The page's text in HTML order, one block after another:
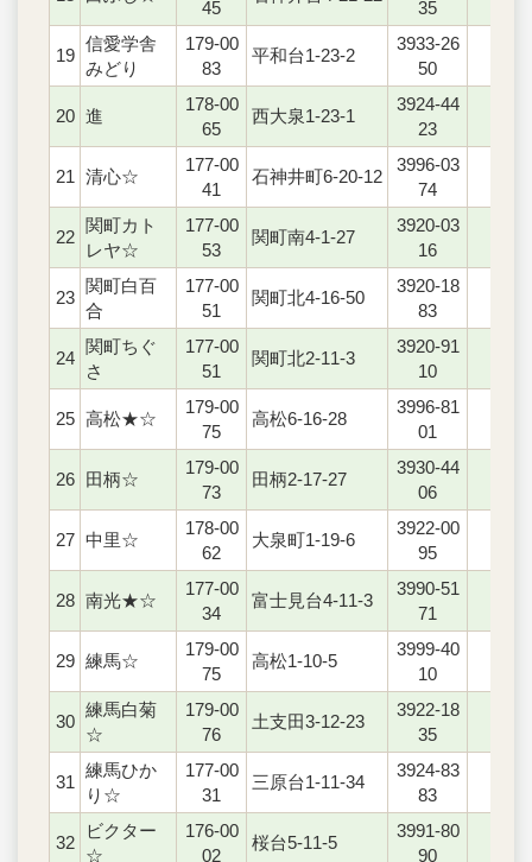
45
35
19
信愛学舎
みどり
179-00
83
平和台1-23-2
3933-26
50
20 進
178-00
65
西大泉1-23-1
3924-44
23
21 清心☆
177-00
41
石神井町6-20-12
3996-03
74
22
関町カト
レヤ☆
177-00
53
関町南4-1-27
3920-03
16
23
関町白百
合
177-00
51
関町北4-16-50
3920-18
83
24
関町ちぐ
さ
177-00
51
関町北2-11-3
3920-91
10
25 高松★☆
179-00
75
高松6-16-28
3996-81
01
26 田柄☆
179-00
73
田柄2-17-27
3930-44
06
27 中里☆
178-00
62
大泉町1-19-6
3922-00
95
28 南光★☆
177-00
34
富士見台4-11-3
3990-51
71
29 練馬☆
179-00
75
高松1-10-5
3999-40
10
30
練馬白菊
☆
179-00
76
土支田3-12-23
3922-18
35
31
練馬ひか
り☆
177-00
31
三原台1-11-34
3924-83
83
32
ビクター
☆
176-00
02
桜台5-11-5
3991-80
90